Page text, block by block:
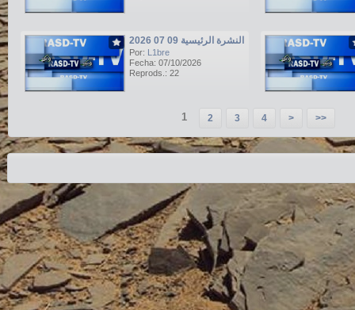
النشرة الرئيسية 09 07 2026
Por: L1bre
Fecha: 07/10/2026
Reprods.: 22
1 2 3 4 > >>